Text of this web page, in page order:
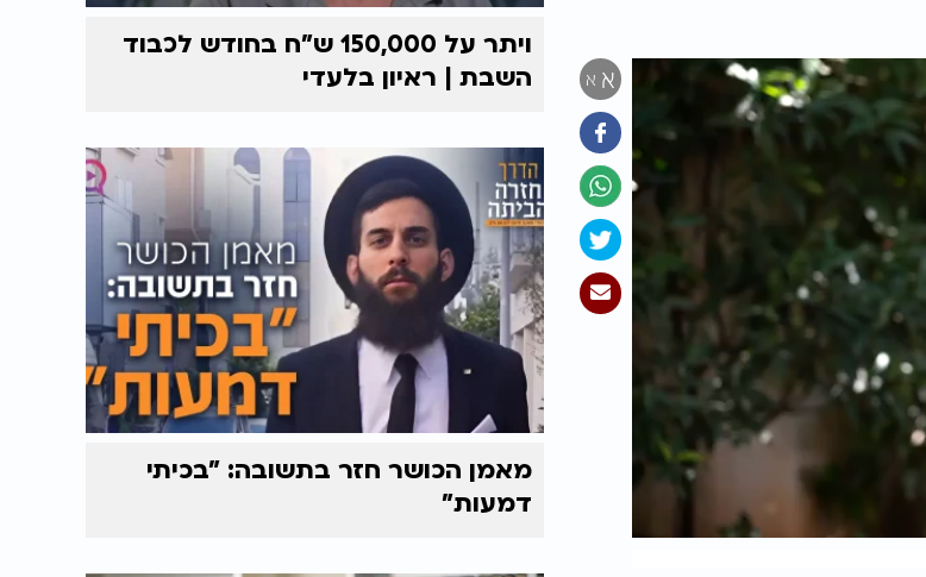
א א
ויתר על 150,000 ש"ח בחודש לכבוד
השבת | ראיון בלעדי
מאמן הכושר חזר בתשובה: "בכיתי
דמעות"